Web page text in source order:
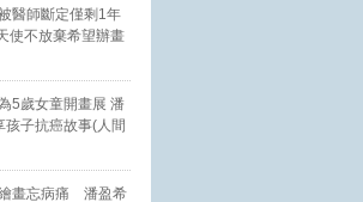
醫師斷定僅剩1年
使不放棄希望辦畫
5歲女童開畫展 潘
孩子抗癌故事(人間
畫忘病痛 潘盈希